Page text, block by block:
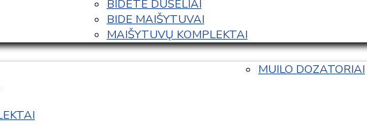
BIDETE DUŠELIAI
BIDE MAIŠYTUVAI
MAIŠYTUVŲ KOMPLEKTAI
MUILO DOZATORIAI